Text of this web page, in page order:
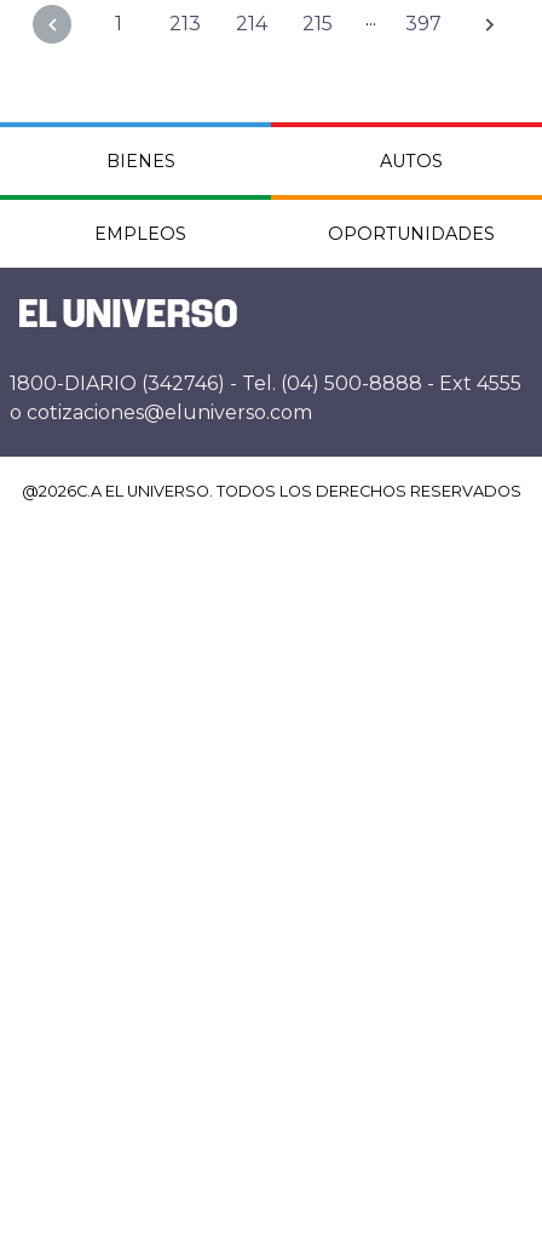
1 213 214 215 ... 397
BIENES AUTOS
EMPLEOS OPORTUNIDADES
1800-DIARIO (342746) - Tel. (04) 500-8888 - Ext 4555
o cotizaciones@eluniverso.com
@2026C.A EL UNIVERSO. TODOS LOS DERECHOS RESERVADOS